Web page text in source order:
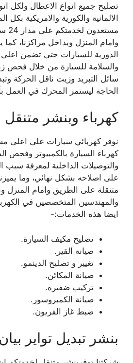
تصليح جميع انواع الاعطال ولكل
الالمانية والكورية والامريكية بكل
وامام المنزل وبداخل مراكزنا، كما
الدورية للسيارات حتى تضمن
والسلامة للسيارة من خلال
سائل التبريد وزيت ناقل الحركة
الحاجة ليستمر المحرك في العمل
كهرباء وبنشر متنقل
نوفر كهربائي سيارات على اعلى
كهرباء السيارة بالكمبيوتر وفحص
والتوصيلات الداخلية لمعرفة سبب
على اصلاحه بشكل نهائي، وما
متنقلة على الطريق وامام المنزل
والمهندسين المتخصصين في
ايضا هذه الخدمات:-
تصليح مكيف السيارة.
صيانة القير.
تغيير و تصليح الدينمو.
صيانة المكائن.
تركيب ضفيره.
صيانة الكمبروسور.
ضبط غاز الفريون.
بنشر تبديل تواير بيان